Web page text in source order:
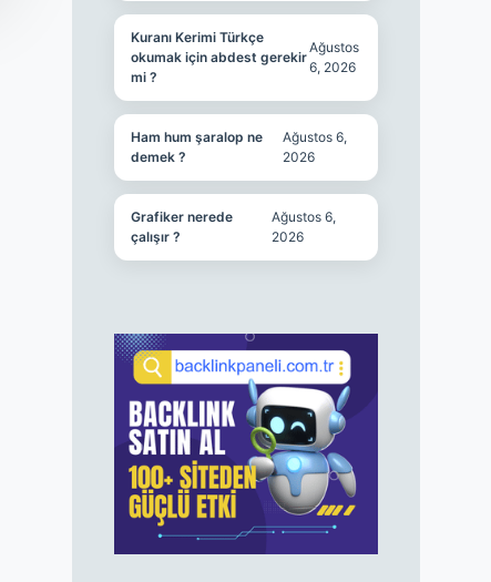
Kuranı Kerimi Türkçe
okumak için abdest gerekir
mi ?
Ağustos
6, 2026
Ham hum şaralop ne
demek ?
Ağustos 6,
2026
Grafiker nerede
çalışır ?
Ağustos 6,
2026